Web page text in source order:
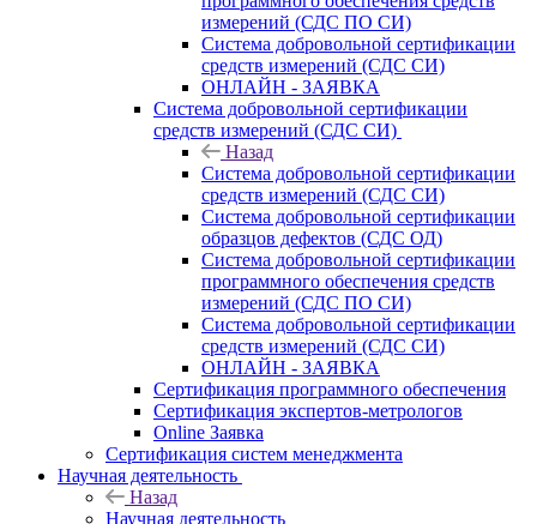
измерений (СДС ПО СИ)
Система добровольной сертификации
средств измерений (СДС СИ)
ОНЛАЙН - ЗАЯВКА
Система добровольной сертификации
средств измерений (СДС СИ)
Назад
Система добровольной сертификации
средств измерений (СДС СИ)
Система добровольной сертификации
образцов дефектов (СДС ОД)
Система добровольной сертификации
программного обеспечения средств
измерений (СДС ПО СИ)
Система добровольной сертификации
средств измерений (СДС СИ)
ОНЛАЙН - ЗАЯВКА
Сертификация программного обеспечения
Сертификация экспертов-метрологов
Online Заявка
Сертификация систем менеджмента
Научная деятельность
Назад
Научная деятельность